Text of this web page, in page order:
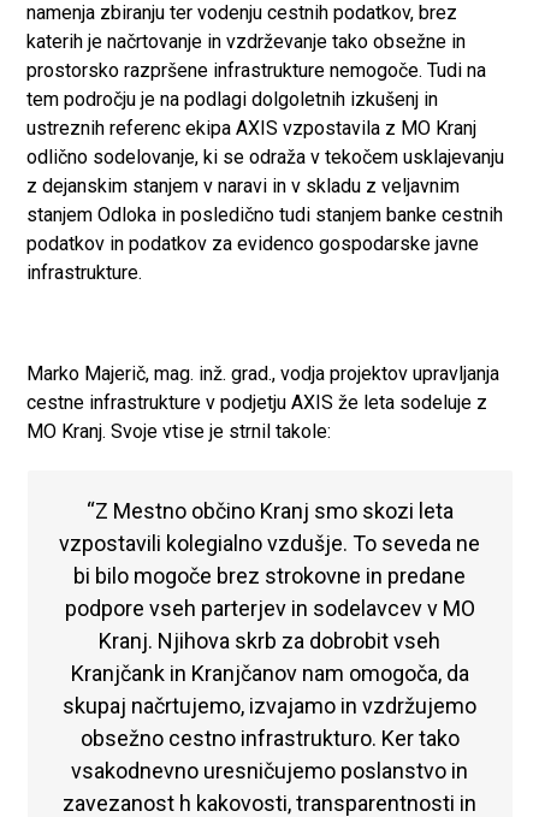
namenja zbiranju ter vodenju cestnih podatkov, brez
katerih je načrtovanje in vzdrževanje tako obsežne in
prostorsko razpršene infrastrukture nemogoče. Tudi na
tem področju je na podlagi dolgoletnih izkušenj in
ustreznih referenc ekipa AXIS vzpostavila z MO Kranj
odlično sodelovanje, ki se odraža v tekočem usklajevanju
z dejanskim stanjem v naravi in v skladu z veljavnim
stanjem Odloka in posledično tudi stanjem banke cestnih
podatkov in podatkov za evidenco gospodarske javne
infrastrukture.
Marko Majerič, mag. inž. grad., vodja projektov upravljanja
cestne infrastrukture v podjetju AXIS že leta sodeluje z
MO Kranj. Svoje vtise je strnil takole:
“Z Mestno občino Kranj smo skozi leta
vzpostavili kolegialno vzdušje. To seveda ne
bi bilo mogoče brez strokovne in predane
podpore vseh parterjev in sodelavcev v MO
Kranj. Njihova skrb za dobrobit vseh
Kranjčank in Kranjčanov nam omogoča, da
skupaj načrtujemo, izvajamo in vzdržujemo
obsežno cestno infrastrukturo. Ker tako
vsakodnevno uresničujemo poslanstvo in
zavezanost h kakovosti, transparentnosti in